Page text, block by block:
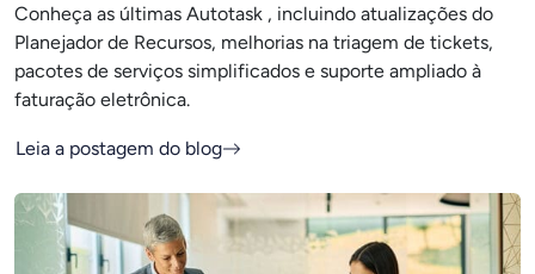
Conheça as últimas Autotask , incluindo atualizações do
Planejador de Recursos, melhorias na triagem de tickets,
pacotes de serviços simplificados e suporte ampliado à
faturação eletrônica.
Leia a postagem do blog